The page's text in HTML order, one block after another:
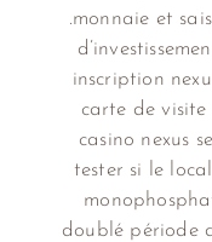
.monnaie et
inscription
carte de visite
casino nexus
tester si le
doublé période